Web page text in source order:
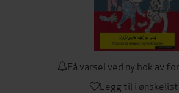
Få varsel ved ny bok av
Legg til i